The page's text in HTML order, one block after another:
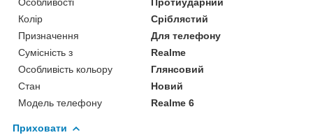
Колір
Сріблястий
Призначення
Для телефону
Сумісність з
Realme
Особливість кольору
Глянсовий
Стан
Новий
Модель телефону
Realme 6
Приховати